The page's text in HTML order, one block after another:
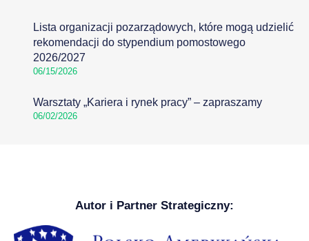
Lista organizacji pozarządowych, które mogą udzielić
rekomendacji do stypendium pomostowego
2026/2027
06/15/2026
Warsztaty „Kariera i rynek pracy” – zapraszamy
06/02/2026
Autor i Partner Strategiczny: